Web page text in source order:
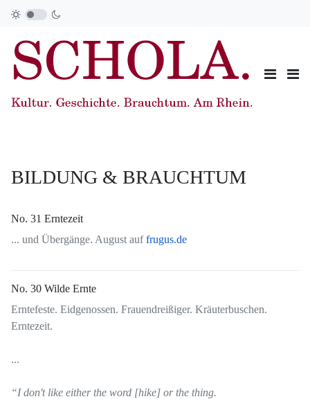
BILDUNG & BRAUCHTUM
No. 31 Erntezeit
... und Übergänge. August auffrugus.de
No. 30 Wilde Ernte
Erntefeste. Eidgenossen. Frauendreißiger. Kräuterbuschen.
Erntezeit.
...
“I don't like either the word [hike] or the thing.